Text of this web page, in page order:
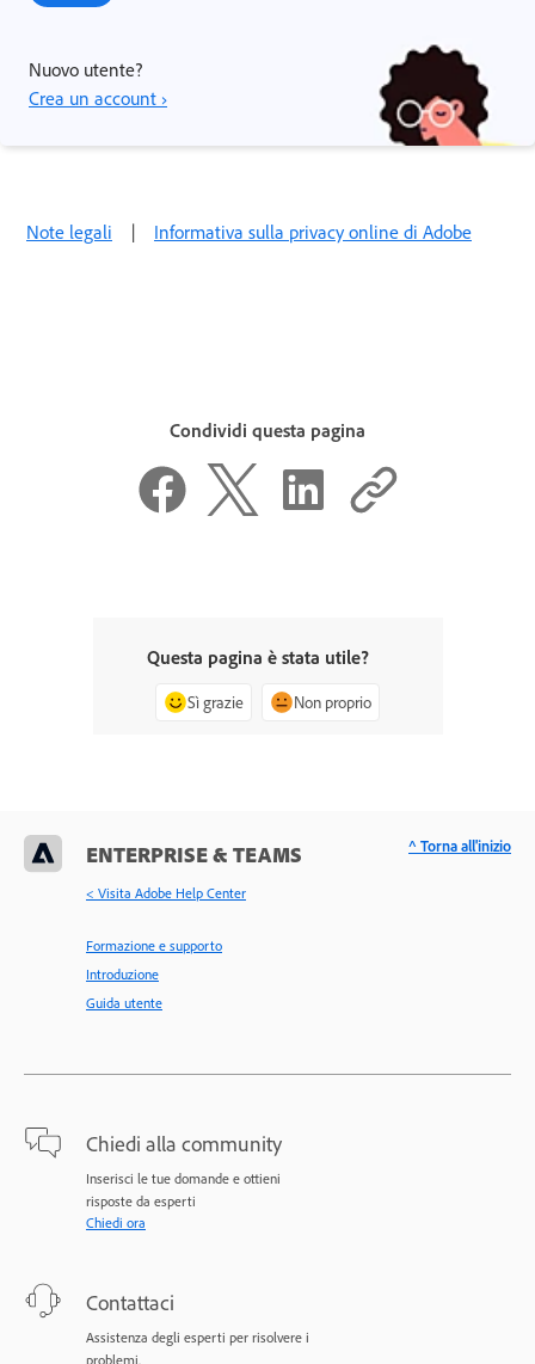
Nuovo utente?
Crea un account ›
Note legali | Informativa sulla privacy online di Adobe
Condividi questa pagina
Questa pagina è stata utile?
Sì grazie Non proprio
ENTERPRISE & TEAMS
< Visita Adobe Help Center
Formazione e supporto
Introduzione
Guida utente
Chiedi alla community
Inserisci le tue domande e ottieni
risposte da esperti
Chiedi ora
Contattaci
Assistenza degli esperti per risolvere i
problemi.
^ Torna all'inizio